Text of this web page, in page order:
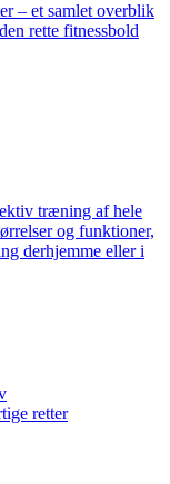
– et samlet overblik
rette fitnessbold
træning af hele
og funktioner,
derhjemme eller i
retter